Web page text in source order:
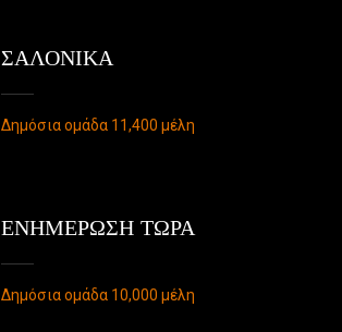
ΣΑΛΟΝΙΚΑ
Δημόσια ομάδα 11,400 μέλη
ΕΝΗΜΕΡΩΣΗ ΤΩΡΑ
Δημόσια ομάδα 10,000 μέλη